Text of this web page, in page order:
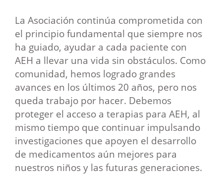
La Asociación continúa comprometida con
el principio fundamental que siempre nos
ha guiado, ayudar a cada paciente con
AEH a llevar una vida sin obstáculos. Como
comunidad, hemos logrado grandes
avances en los últimos 20 años, pero nos
queda trabajo por hacer. Debemos
proteger el acceso a terapias para AEH, al
mismo tiempo que continuar impulsando
investigaciones que apoyen el desarrollo
de medicamentos aún mejores para
nuestros niños y las futuras generaciones.